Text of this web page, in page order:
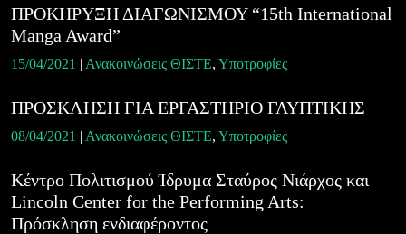
ΠΡΟΚΗΡΥΞΗ ΔΙΑΓΩΝΙΣΜΟΥ “15th International
Manga Award”
15/04/2021 | Ανακοινώσεις ΘΙΣΤΕ, Υποτροφίες
ΠΡΟΣΚΛΗΣΗ ΓΙΑ ΕΡΓΑΣΤΗΡΙΟ ΓΛΥΠΤΙΚΗΣ
08/04/2021 | Ανακοινώσεις ΘΙΣΤΕ, Υποτροφίες
Κέντρο Πολιτισμού Ίδρυμα Σταύρος Νιάρχος και
Lincoln Center for the Performing Arts:
Πρόσκληση ενδιαφέροντος